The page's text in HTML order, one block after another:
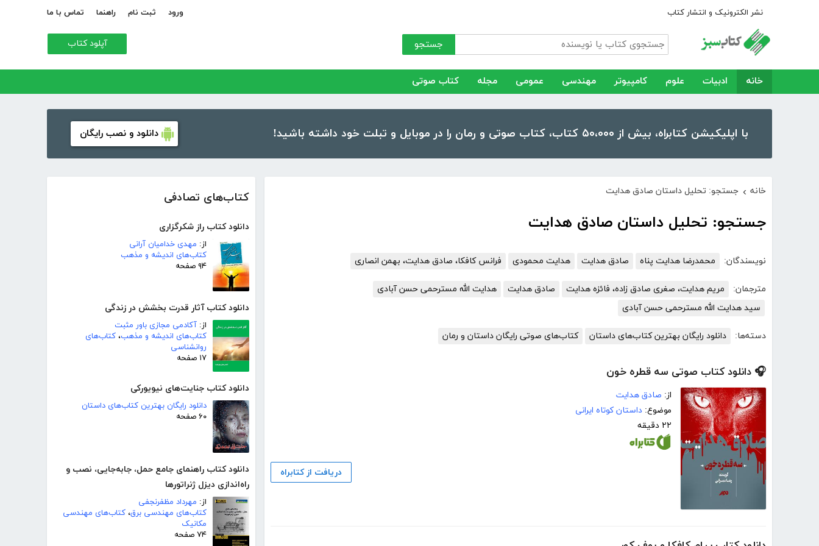
نشر الکترونیک و انتشار کتاب ورود ثبت نام راهنما تماس با ما
جستجو آپلود کتاب
خانه ادبیات علوم کامپیوتر مهندسی عمومی مجله کتاب صوتی
با اپلیکیشن کتابراه، بیش از ۵۰،۰۰۰ کتاب، کتاب صوتی و رمان را در موبایل و تبلت خود داشته باشید! دانلود و نصب رایگان
کتاب‌های تصادفی
دانلود کتاب راز شکرگزارى
از: مهدی خدامیان آرانی
کتاب‌های اندیشه و مذهب
۹۴ صفحه
دانلود کتاب آثار قدرت بخشش در زندگی
از: آکادمی مجازی باور مثبت
کتاب‌های اندیشه و مذهب، کتاب‌های
روانشناسی
۱۷ صفحه
دانلود کتاب جنایت‌های نیویورکی
دانلود رایگان بهترین کتاب‌های داستان
۶۰ صفحه
دانلود کتاب راهنمای جامع حمل، جابه‌جایی، نصب و
راه‌اندازی دیزل ژنراتور‌ها
از: مهرداد مظفرنجفی
کتاب‌های مهندسی برق، کتاب‌های مهندسی
مکانیک
۷۴ صفحه
خانه › جستجو: تحلیل داستان صادق هدایت
جستجو: تحلیل داستان صادق هدایت
نویسندگان: محمدرضا هدایت پناه صادق هدایت هدایت محمودی فرانس کافکا، صادق هدایت، بهمن انصاری
مترجمان: مریم هدایت، صغری صادق زاده، فائزه هدایت صادق هدایت
هدایت الله مسترحمی حسن آبادی
سید هدایت الله مسترحمی حسن آبادی
دسته‌ها: دانلود رایگان بهترین کتاب‌های داستان کتاب‌های صوتی رایگان داستان و رمان
🎧 دانلود کتاب صوتی سه قطره خون
از: صادق هدایت
موضوع: داستان کوتاه ایرانی
۲۲ دقیقه
دریافت از کتابراه